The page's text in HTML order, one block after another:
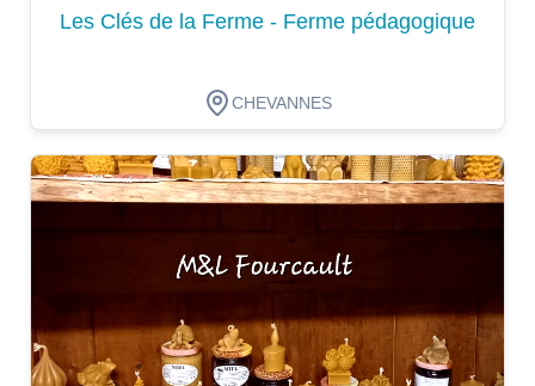
Les Clés de la Ferme - Ferme pédagogique
CHEVANNES
Dégustation